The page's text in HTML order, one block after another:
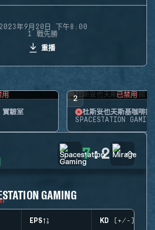
2023年9月20日 下午8:00
1 戰先勝
重播
用
實驗室
2 已禁用
杜斯妥也夫斯基咖啡館
SPACESTATION GAMING
7:2
GAMING
EPS KD (+/-)